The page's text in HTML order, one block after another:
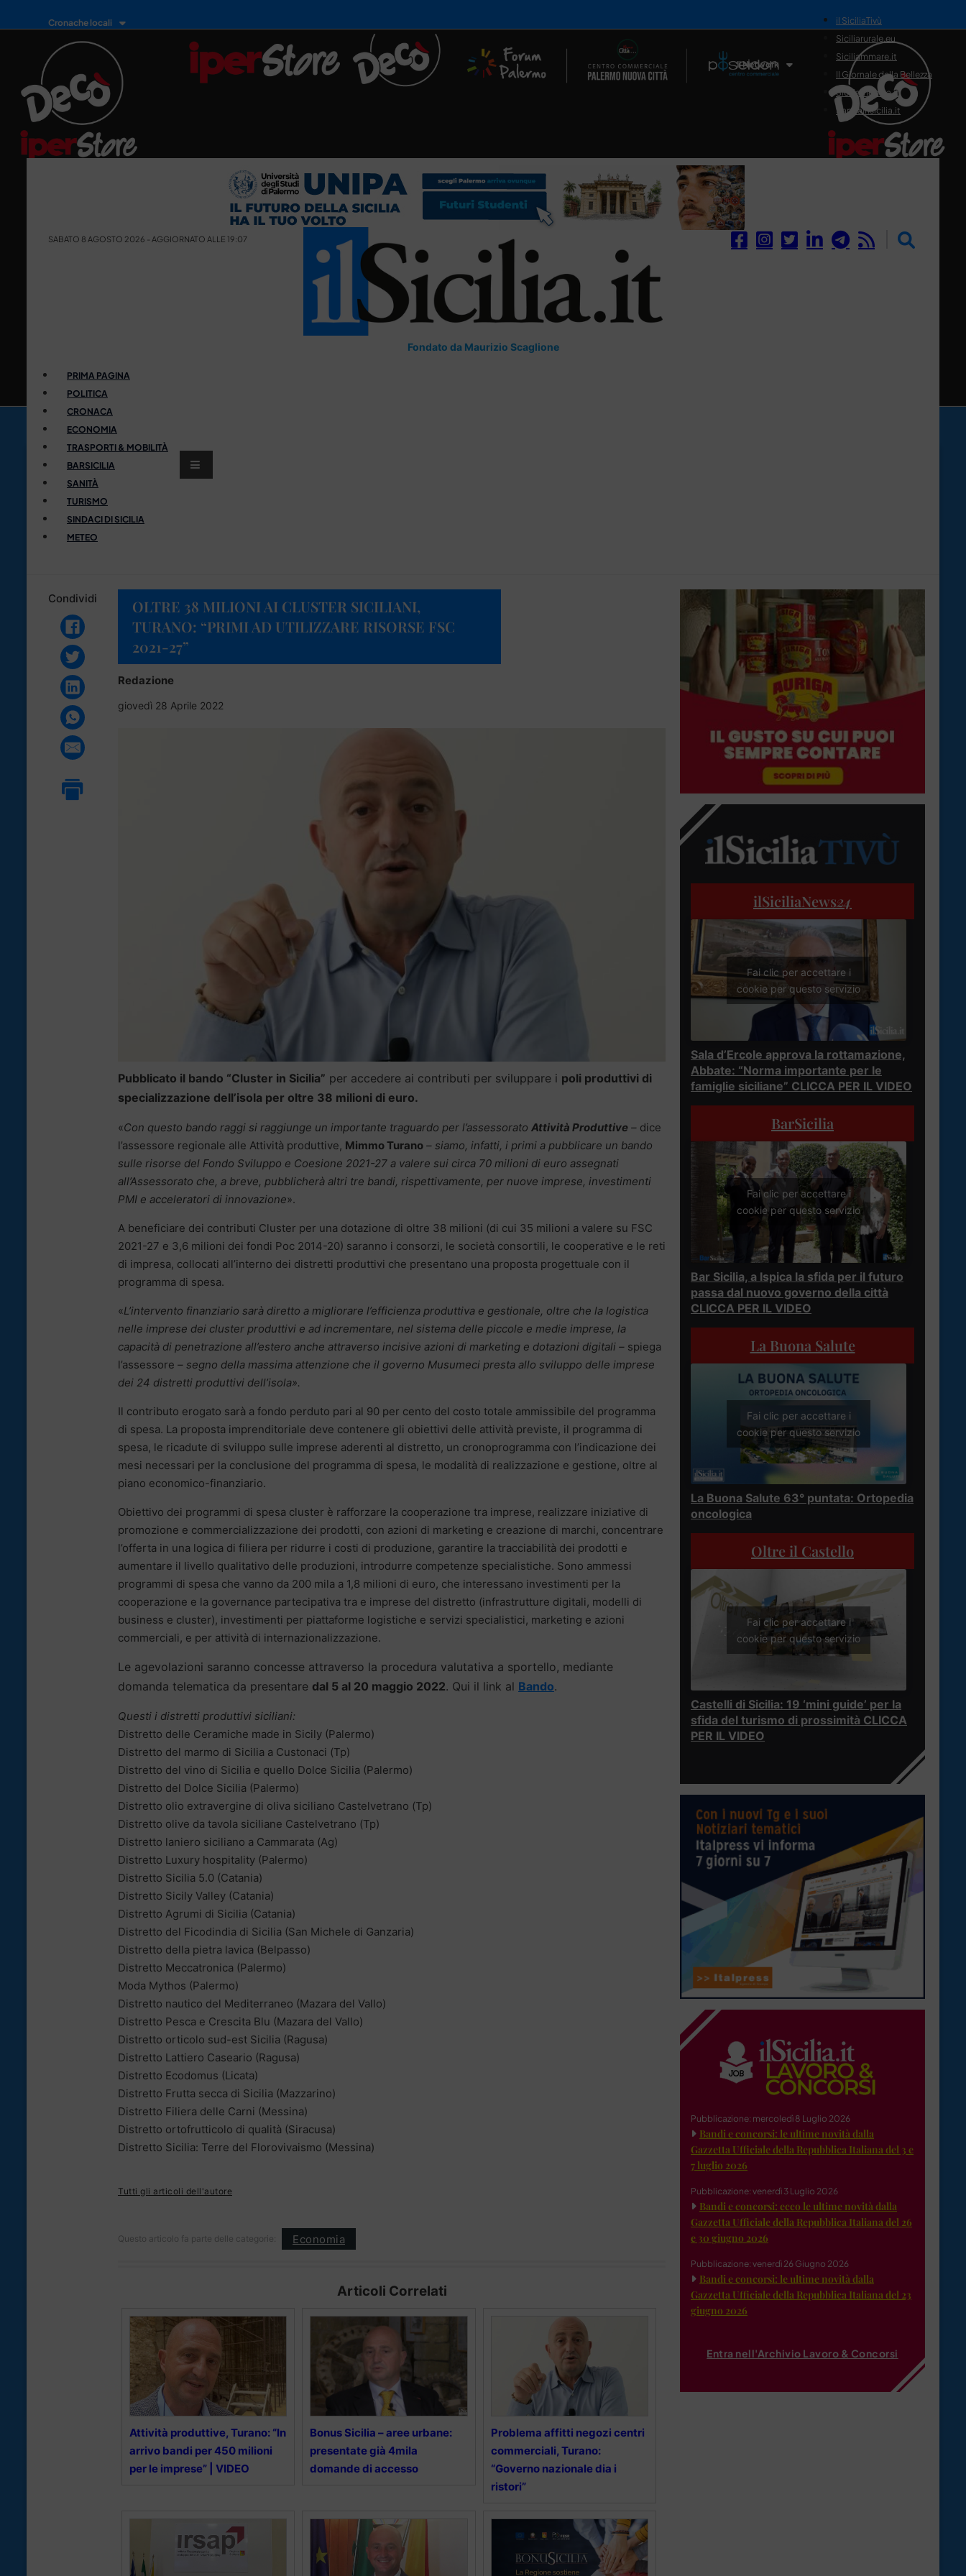
Cronache locali
Il Network
il SiciliaTivù
Siciliarurale.eu
Siciliammare.it
Il Giornale della Bellezza
Siciliamedica.it
Sanitainsicilia.it
SABATO 8 AGOSTO 2026 - AGGIORNATO ALLE 19:07
Fondato da Maurizio Scaglione
PRIMA PAGINA
POLITICA
CRONACA
ECONOMIA
TRASPORTI & MOBILITÀ
BARSICILIA
SANITÀ
TURISMO
SINDACI DI SICILIA
METEO
Condividi
OLTRE 38 MILIONI AI CLUSTER SICILIANI,
TURANO: “PRIMI AD UTILIZZARE RISORSE FSC
2021-27”
Redazione
giovedì 28 Aprile 2022
Pubblicato il bando “Cluster in Sicilia” per accedere ai contributi per sviluppare i poli produttivi di
specializzazione dell’isola per oltre 38 milioni di euro.
«Con questo bando raggi si raggiunge un importante traguardo per l’assessorato Attività Produttive – dice
l’assessore regionale alle Attività produttive, Mimmo Turano – siamo, infatti, i primi a pubblicare un bando
sulle risorse del Fondo Sviluppo e Coesione 2021-27 a valere sui circa 70 milioni di euro assegnati
all’Assessorato che, a breve, pubblicherà altri tre bandi, rispettivamente, per nuove imprese, investimenti
PMI e acceleratori di innovazione».
A beneficiare dei contributi Cluster per una dotazione di oltre 38 milioni (di cui 35 milioni a valere su FSC
2021-27 e 3,6 milioni dei fondi Poc 2014-20) saranno i consorzi, le società consortili, le cooperative e le reti
di impresa, collocati all’interno dei distretti produttivi che presentano una proposta progettuale con il
programma di spesa.
«L’intervento finanziario sarà diretto a migliorare l’efficienza produttiva e gestionale, oltre che la logistica
nelle imprese dei cluster produttivi e ad incrementare, nel sistema delle piccole e medie imprese, la
capacità di penetrazione all’estero anche attraverso incisive azioni di marketing e dotazioni digitali – spiega
l’assessore – segno della massima attenzione che il governo Musumeci presta allo sviluppo delle imprese
dei 24 distretti produttivi dell’isola».
Il contributo erogato sarà a fondo perduto pari al 90 per cento del costo totale ammissibile del programma
di spesa. La proposta imprenditoriale deve contenere gli obiettivi delle attività previste, il programma di
spesa, le ricadute di sviluppo sulle imprese aderenti al distretto, un cronoprogramma con l’indicazione dei
mesi necessari per la conclusione del programma di spesa, le modalità di realizzazione e gestione, oltre al
piano economico-finanziario.
Obiettivo dei programmi di spesa cluster è rafforzare la cooperazione tra imprese, realizzare iniziative di
promozione e commercializzazione dei prodotti, con azioni di marketing e creazione di marchi, concentrare
l’offerta in una logica di filiera per ridurre i costi di produzione, garantire la tracciabilità dei prodotti e
aumentare il livello qualitativo delle produzioni, introdurre competenze specialistiche. Sono ammessi
programmi di spesa che vanno da 200 mila a 1,8 milioni di euro, che interessano investimenti per la
cooperazione e la governance partecipativa tra e imprese del distretto (infrastrutture digitali, modelli di
business e cluster), investimenti per piattaforme logistiche e servizi specialistici, marketing e azioni
commerciali, e per attività di internazionalizzazione.
Le agevolazioni saranno concesse attraverso la procedura valutativa a sportello, mediante
domanda telematica da presentare dal 5 al 20 maggio 2022. Qui il link al Bando.
Questi i distretti produttivi siciliani:
Distretto delle Ceramiche made in Sicily (Palermo)
Distretto del marmo di Sicilia a Custonaci (Tp)
Distretto del vino di Sicilia e quello Dolce Sicilia (Palermo)
Distretto del Dolce Sicilia (Palermo)
Distretto olio extravergine di oliva siciliano Castelvetrano (Tp)
Distretto olive da tavola siciliane Castelvetrano (Tp)
Distretto laniero siciliano a Cammarata (Ag)
Distretto Luxury hospitality (Palermo)
Distretto Sicilia 5.0 (Catania)
Distretto Sicily Valley (Catania)
Distretto Agrumi di Sicilia (Catania)
Distretto del Ficodindia di Sicilia (San Michele di Ganzaria)
Distretto della pietra lavica (Belpasso)
Distretto Meccatronica (Palermo)
Moda Mythos (Palermo)
Distretto nautico del Mediterraneo (Mazara del Vallo)
Distretto Pesca e Crescita Blu (Mazara del Vallo)
Distretto orticolo sud-est Sicilia (Ragusa)
Distretto Lattiero Caseario (Ragusa)
Distretto Ecodomus (Licata)
Distretto Frutta secca di Sicilia (Mazzarino)
Distretto Filiera delle Carni (Messina)
Distretto ortofrutticolo di qualità (Siracusa)
Distretto Sicilia: Terre del Florovivaismo (Messina)
Tutti gli articoli dell'autore
Questo articolo fa parte delle categorie: Economia
Articoli Correlati
Attività produttive, Turano: “In
arrivo bandi per 450 milioni
per le imprese” | VIDEO
Bonus Sicilia – aree urbane:
presentate già 4mila
domande di accesso
Problema affitti negozi centri
commerciali, Turano:
“Governo nazionale dia i
ristori”
ilSiciliaNews24
Fai clic per accettare i
cookie per questo servizio
Sala d’Ercole approva la rottamazione,
Abbate: “Norma importante per le
famiglie siciliane” CLICCA PER IL VIDEO
BarSicilia
Fai clic per accettare i
cookie per questo servizio
Bar Sicilia, a Ispica la sfida per il futuro
passa dal nuovo governo della città
CLICCA PER IL VIDEO
La Buona Salute
Fai clic per accettare i
cookie per questo servizio
La Buona Salute 63° puntata: Ortopedia
oncologica
Oltre il Castello
Fai clic per accettare i
cookie per questo servizio
Castelli di Sicilia: 19 ‘mini guide’ per la
sfida del turismo di prossimità CLICCA
PER IL VIDEO
Pubblicazione: mercoledì 8 Luglio 2026
Bandi e concorsi: le ultime novità dalla
Gazzetta Ufficiale della Repubblica Italiana del 3 e
7 luglio 2026
Pubblicazione: venerdì 3 Luglio 2026
Bandi e concorsi: ecco le ultime novità dalla
Gazzetta Ufficiale della Repubblica Italiana del 26
e 30 giugno 2026
Pubblicazione: venerdì 26 Giugno 2026
Bandi e concorsi: le ultime novità dalla
Gazzetta Ufficiale della Repubblica Italiana del 23
giugno 2026
Entra nell'Archivio Lavoro & Concorsi